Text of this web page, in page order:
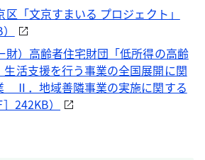
「文京すまいる プロジェクト」
）高齢者住宅財団「低所得の高齢
活支援を行う事業の全国展開に関
Ⅱ．地域善隣事業の実施に関する
242KB）